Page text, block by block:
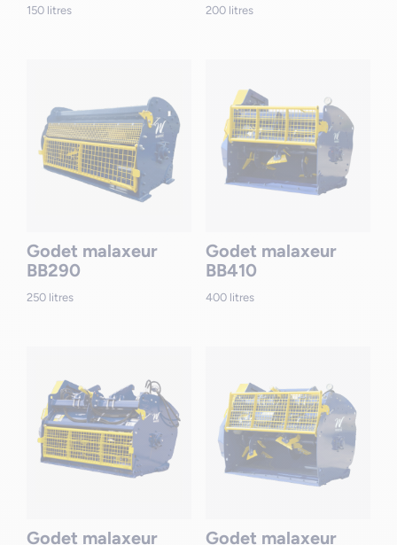
150 litres 200 litres
Godet malaxeur
BB290
250 litres
Godet malaxeur
BB410
400 litres
Godet malaxeur
Godet malaxeur